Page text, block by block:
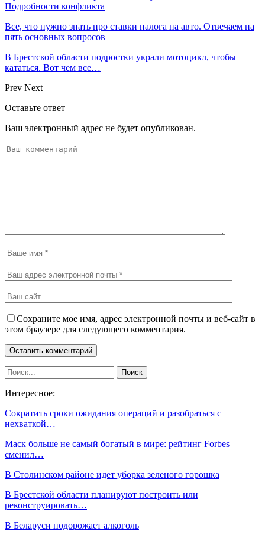
Подробности конфликта
Все, что нужно знать про ставки налога на авто. Отвечаем на
пять основных вопросов
В Брестской области подростки украли мотоцикл, чтобы
кататься. Вот чем все…
Prev Next
Оставьте ответ
Ваш электронный адрес не будет опубликован.
Сохраните мое имя, адрес электронной почты и веб-сайт в
этом браузере для следующего комментария.
Интересное:
Сократить сроки ожидания операций и разобраться с
нехваткой…
Маск больше не самый богатый в мире: рейтинг Forbes
сменил…
В Столинском районе идет уборка зеленого горошка
В Брестской области планируют построить или
реконструировать…
В Беларуси подорожает алкоголь